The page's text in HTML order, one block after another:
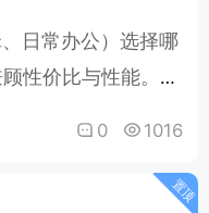
日常办公）选择哪
性价比与性能。
0 1016
置顶